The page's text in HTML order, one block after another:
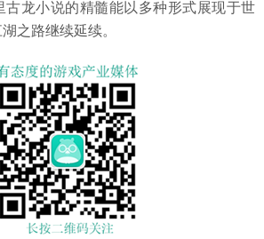
古龙小说的精髓能以多种形式展现于世
之路继续延续。